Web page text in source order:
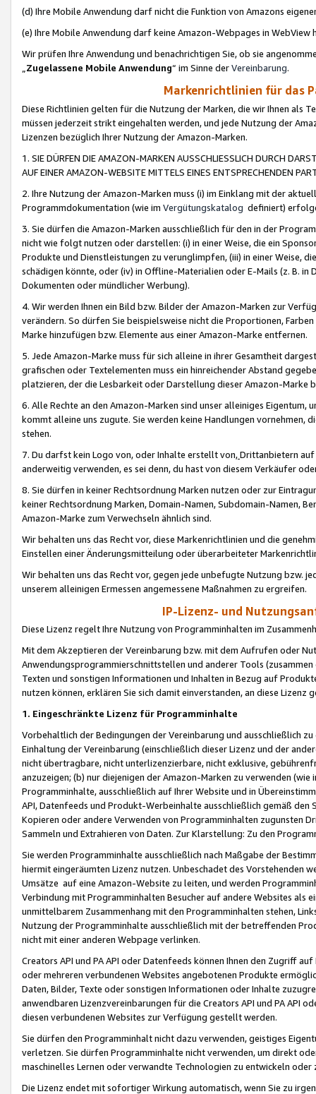
(d) Ihre Mobile Anwendung darf nicht die Funktion von Amazons
(e) Ihre Mobile Anwendung darf keine Amazon-Webpages in WebView
Wir prüfen Ihre Anwendung und benachrichtigen Sie, ob sie
„Zugelassene Mobile Anwendung“ im Sinne derVereinbarung.
Markenrichtlinien für das
Diese Richtlinien gelten für die Nutzung der Marken, die wir Ihnen als
müssen jederzeit strikt eingehalten werden, und jede Nutzung der
Lizenzen bezüglich Ihrer Nutzung der Amazon-Marken.
1. SIE DÜRFEN DIE AMAZON-MARKEN AUSSCHLIESSLICH DURCH
AUF EINER AMAZON-WEBSITE MITTELS EINES ENTSPRECHENDEN
2. Ihre Nutzung der Amazon-Marken muss (i) im Einklang mit der
Programmdokumentation (wie im Vergütungskatalog definiert)
3. Sie dürfen die Amazon-Marken ausschließlich für den in der
nicht wie folgt nutzen oder darstellen: (i) in einer Weise, die ein
Produkte und Dienstleistungen zu verunglimpfen, (iii) in einer Weise,
schädigen könnte, oder (iv) in Offline-Materialien oder E-Mails (z. B. in
Dokumenten oder mündlicher Werbung).
4. Wir werden Ihnen ein Bild bzw. Bilder der Amazon-Marken zur
verändern. So dürfen Sie beispielsweise nicht die Proportionen,
Marke hinzufügen bzw. Elemente aus einer Amazon-Marke entfernen.
5. Jede Amazon-Marke muss für sich alleine in ihrer Gesamtheit
grafischen oder Textelementen muss ein hinreichender Abstand
platzieren, der die Lesbarkeit oder Darstellung dieser Amazon-Marke
6. Alle Rechte an den Amazon-Marken sind unser alleiniges
kommt alleine uns zugute. Sie werden keine Handlungen vornehmen,
stehen.
7. Du darfst kein Logo von, oder Inhalte erstellt von,Drittanbietern auf
anderweitig verwenden, es sei denn, du hast von diesem Verkäufer
8. Sie dürfen in keiner Rechtsordnung Marken nutzen oder zur
keiner Rechtsordnung Marken, Domain-Namen, Subdomain-Namen,
Amazon-Marke zum Verwechseln ähnlich sind.
Wir behalten uns das Recht vor, diese Markenrichtlinien und die
Einstellen einer Änderungsmitteilung oder überarbeiteter
Wir behalten uns das Recht vor, gegen jede unbefugte Nutzung bzw.
unserem alleinigen Ermessen angemessene Maßnahmen zu ergreifen.
IP-Lizenz- und
Diese Lizenz regelt Ihre Nutzung von Programminhalten im
Mit dem Akzeptieren der Vereinbarung bzw. mit dem Aufrufen oder
Anwendungsprogrammierschnittstellen und anderer Tools (zusammen
Texten und sonstigen Informationen und Inhalten in Bezug auf
nutzen können, erklären Sie sich damit einverstanden, an diese Lizenz
1. Eingeschränkte Lizenz für Programminhalte
Vorbehaltlich der Bedingungen der Vereinbarung und ausschließlich
Einhaltung der Vereinbarung (einschließlich dieser Lizenz und der
nicht übertragbare, nicht unterlizenzierbare, nicht exklusive,
anzuzeigen; (b) nur diejenigen der Amazon-Marken zu verwenden
Programminhalte, ausschließlich auf Ihrer Website und in
API, Datenfeeds und Produkt-Werbeinhalte ausschließlich gemäß
Kopieren oder andere Verwenden von Programminhalten zugunsten
Sammeln und Extrahieren von Daten. Zur Klarstellung: Zu den
Sie werden Programminhalte ausschließlich nach Maßgabe der
hiermit eingeräumten Lizenz nutzen. Unbeschadet des Vorstehenden
Umsätze auf eine Amazon-Website zu leiten, und werden
Verbindung mit Programminhalten Besucher auf andere Websites als
unmittelbarem Zusammenhang mit den Programminhalten stehen,
Nutzung der Programminhalte ausschließlich mit der betreffenden
nicht mit einer anderen Webpage verlinken.
Creators API und PA API oder Datenfeeds können Ihnen den Zugriff
oder mehreren verbundenen Websites angebotenen Produkte
Daten, Bilder, Texte oder sonstigen Informationen oder Inhalte
anwendbaren Lizenzvereinbarungen für die Creators API und PA API
diesen verbundenen Websites zur Verfügung gestellt werden.
Sie dürfen den Programminhalt nicht dazu verwenden, geistiges
verletzen. Sie dürfen Programminhalte nicht verwenden, um direkt
maschinelles Lernen oder verwandte Technologien zu entwickeln
Die Lizenz endet mit sofortiger Wirkung automatisch, wenn Sie zu